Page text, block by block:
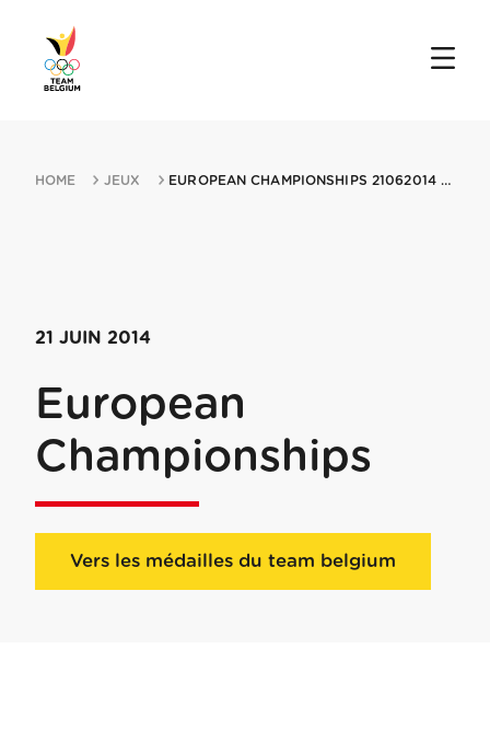
HOME JEUX EUROPEAN CHAMPIONSHIPS 21062014 KITZBUHEL
21 JUIN 2014
European
Championships
Vers les médailles du team belgium